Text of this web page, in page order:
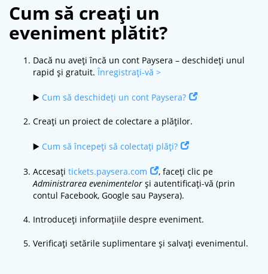
Cum să creați un
eveniment plătit?
Dacă nu aveți încă un cont Paysera – deschideți unul
rapid și gratuit.Înregistrați-vă >
▶️ Cum să deschideți un cont Paysera?
Creați un proiect de colectare a plăților.
▶️ Cum să începeți să colectați plăți?
Accesați tickets.paysera.com
, faceți clic pe
Administrarea evenimentelor și autentificați-vă (prin
contul Facebook, Google sau Paysera).
Introduceți informațiile despre eveniment.
Verificați setările suplimentare și salvați evenimentul.